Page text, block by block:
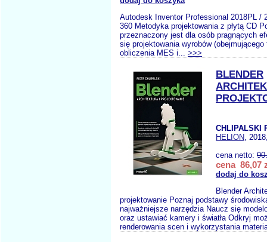
Autodesk Inventor Professional 2018PL /
360 Metodyka projektowania z płytą CD
przeznaczony jest dla osób pragnących
się projektowania wyrobów
obliczenia MES i... >>>
BLENDER
CHLIPALSKI
HELION,
cena netto:
cena 86,07
dodaj do
Blender
projektowanie Poznaj podstawy
najważniejsze narzędzia Naucz się
oraz ustawiać kamery i światła Odkryj
renderowania scen i wykorzystania